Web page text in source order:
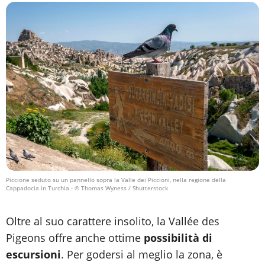
Piccione seduto su un pannello sopra la Valle dei Piccioni, nella regione della
Cappadocia in Turchia - © Thomas Wyness / Shutterstock
Oltre al suo carattere insolito, la Vallée des
Pigeons offre anche ottime possibilità di
escursioni. Per godersi al meglio la zona, è